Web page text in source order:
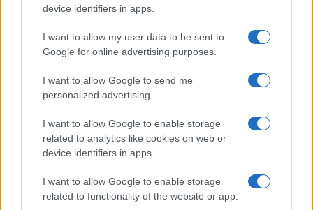
device identifiers in apps.
I want to allow my user data to be sent to
Google for online advertising purposes.
I want to allow Google to send me
personalized advertising.
I want to allow Google to enable storage
related to analytics like cookies on web or
device identifiers in apps.
I want to allow Google to enable storage
related to functionality of the website or app.